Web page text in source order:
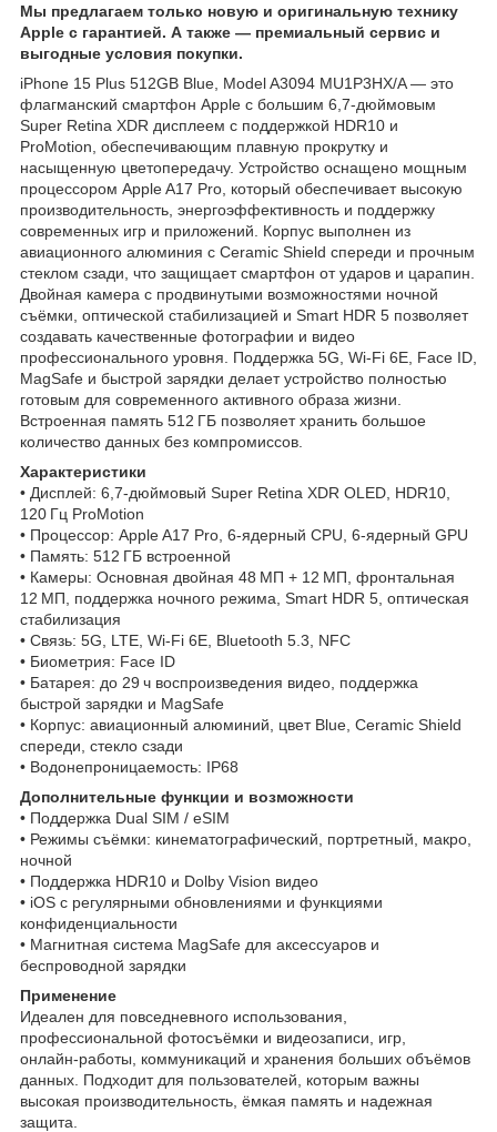
Мы предлагаем только новую и оригинальную технику
Apple с гарантией. А также — премиальный сервис и
выгодные условия покупки.
iPhone 15 Plus 512GB Blue, Model A3094 MU1P3HX/A — это
флагманский смартфон Apple с большим 6,7‑дюймовым
Super Retina XDR дисплеем с поддержкой HDR10 и
ProMotion, обеспечивающим плавную прокрутку и
насыщенную цветопередачу. Устройство оснащено мощным
процессором Apple A17 Pro, который обеспечивает высокую
производительность, энергоэффективность и поддержку
современных игр и приложений. Корпус выполнен из
авиационного алюминия с Ceramic Shield спереди и прочным
стеклом сзади, что защищает смартфон от ударов и царапин.
Двойная камера с продвинутыми возможностями ночной
съёмки, оптической стабилизацией и Smart HDR 5 позволяет
создавать качественные фотографии и видео
профессионального уровня. Поддержка 5G, Wi‑Fi 6E, Face ID,
MagSafe и быстрой зарядки делает устройство полностью
готовым для современного активного образа жизни.
Встроенная память 512 ГБ позволяет хранить большое
количество данных без компромиссов.
Характеристики
• Дисплей: 6,7‑дюймовый Super Retina XDR OLED, HDR10,
120 Гц ProMotion
• Процессор: Apple A17 Pro, 6‑ядерный CPU, 6‑ядерный GPU
• Память: 512 ГБ встроенной
• Камеры: Основная двойная 48 МП + 12 МП, фронтальная
12 МП, поддержка ночного режима, Smart HDR 5, оптическая
стабилизация
• Связь: 5G, LTE, Wi‑Fi 6E, Bluetooth 5.3, NFC
• Биометрия: Face ID
• Батарея: до 29 ч воспроизведения видео, поддержка
быстрой зарядки и MagSafe
• Корпус: авиационный алюминий, цвет Blue, Ceramic Shield
спереди, стекло сзади
• Водонепроницаемость: IP68
Дополнительные функции и возможности
• Поддержка Dual SIM / eSIM
• Режимы съёмки: кинематографический, портретный, макро,
ночной
• Поддержка HDR10 и Dolby Vision видео
• iOS с регулярными обновлениями и функциями
конфиденциальности
• Магнитная система MagSafe для аксессуаров и
беспроводной зарядки
Применение
Идеален для повседневного использования,
профессиональной фотосъёмки и видеозаписи, игр,
онлайн‑работы, коммуникаций и хранения больших объёмов
данных. Подходит для пользователей, которым важны
высокая производительность, ёмкая память и надежная
защита.